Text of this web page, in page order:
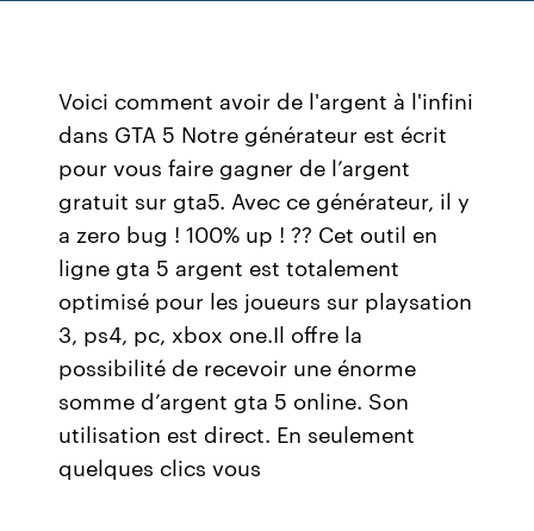
Voici comment avoir de l'argent à l'infini
dans GTA 5 Notre générateur est écrit
pour vous faire gagner de l’argent
gratuit sur gta5. Avec ce générateur, il y
a zero bug ! 100% up ! ??‍ Cet outil en
ligne gta 5 argent est totalement
optimisé pour les joueurs sur playsation
3, ps4, pc, xbox one.Il offre la
possibilité de recevoir une énorme
somme d’argent gta 5 online. Son
utilisation est direct. En seulement
quelques clics vous